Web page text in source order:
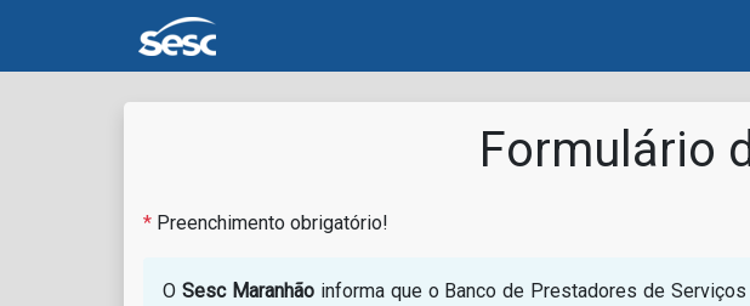
Formulário
* Preenchimento obrigatório!
O Sesc Maranhãoinforma que o Banco de Prestadores de